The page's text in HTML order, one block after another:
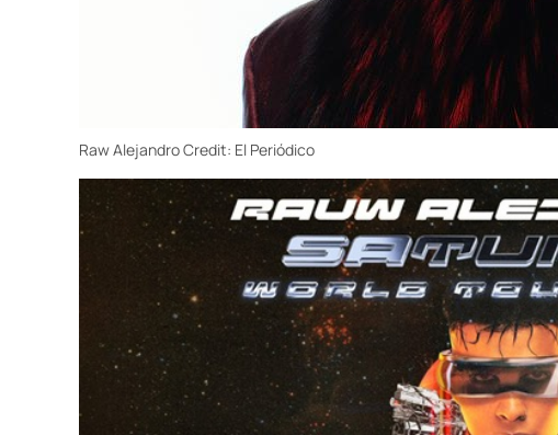
Raw AlejandroCredit: El Periódico